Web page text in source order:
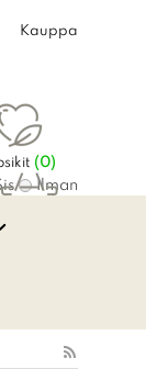
Kauppa
(0)
Ilman